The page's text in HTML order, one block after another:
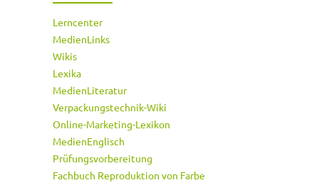
Lerncenter
MedienLinks
Wikis
Lexika
MedienLiteratur
Verpackungstechnik-Wiki
Online-Marketing-Lexikon
MedienEnglisch
Prüfungsvorbereitung
Fachbuch Reproduktion von Farbe